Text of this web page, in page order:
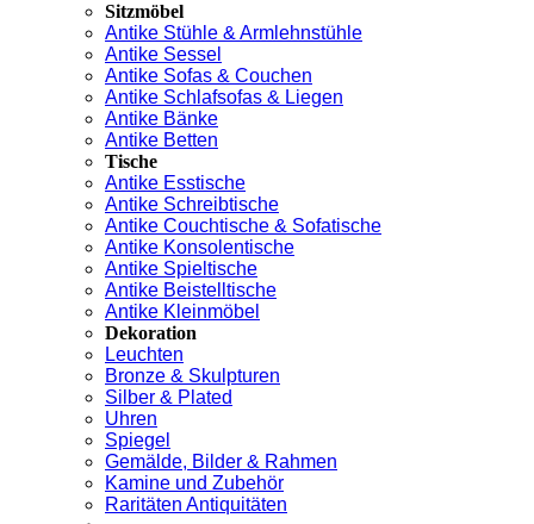
Sitzmöbel
Antike Stühle & Armlehnstühle
Antike Sessel
Antike Sofas & Couchen
Antike Schlafsofas & Liegen
Antike Bänke
Antike Betten
Tische
Antike Esstische
Antike Schreibtische
Antike Couchtische & Sofatische
Antike Konsolentische
Antike Spieltische
Antike Beistelltische
Antike Kleinmöbel
Dekoration
Leuchten
Bronze & Skulpturen
Silber & Plated
Uhren
Spiegel
Gemälde, Bilder & Rahmen
Kamine und Zubehör
Raritäten Antiquitäten